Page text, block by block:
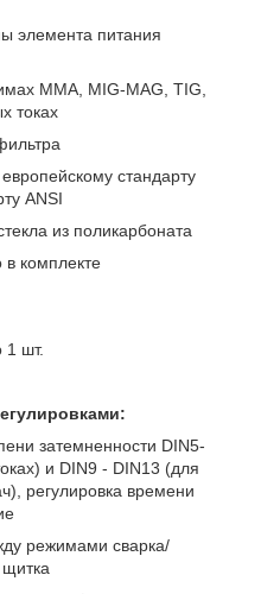
элемента питания
MMA, MIG-MAG, TIG,
токах
стандарту
ANSI
из поликарбоната
в комплекте
1 шт.
затемненности DIN5-
и DIN9 - DIN13 (для
регулировка времени
режимами сварка/